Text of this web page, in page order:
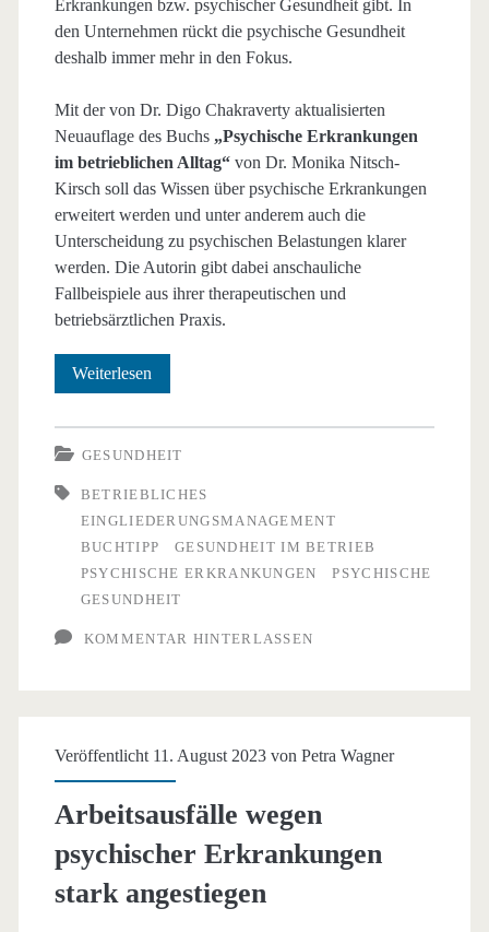
Erkrankungen bzw. psychischer Gesundheit gibt. In
den Unternehmen rückt die psychische Gesundheit
deshalb immer mehr in den Fokus.
Mit der von Dr. Digo Chakraverty aktualisierten
Neuauflage des Buchs „Psychische Erkrankungen
im betrieblichen Alltag“von Dr. Monika Nitsch-
Kirsch soll das Wissen über psychische Erkrankungen
erweitert werden und unter anderem auch die
Unterscheidung zu psychischen Belastungen klarer
werden. Die Autorin gibt dabei anschauliche
Fallbeispiele aus ihrer therapeutischen und
betriebsärztlichen Praxis.
Weiterlesen
Erkrankungen
im
betrieblichen
Alltag
GESUNDHEIT
BETRIEBLICHES
EINGLIEDERUNGSMANAGEMENT
BUCHTIPP
GESUNDHEIT IM BETRIEB
PSYCHISCHE ERKRANKUNGEN
PSYCHISCHE
GESUNDHEIT
KOMMENTAR HINTERLASSEN
Veröffentlicht 11. August 2023 von Petra Wagner
Arbeitsausfälle wegen
psychischer Erkrankungen
stark angestiegen